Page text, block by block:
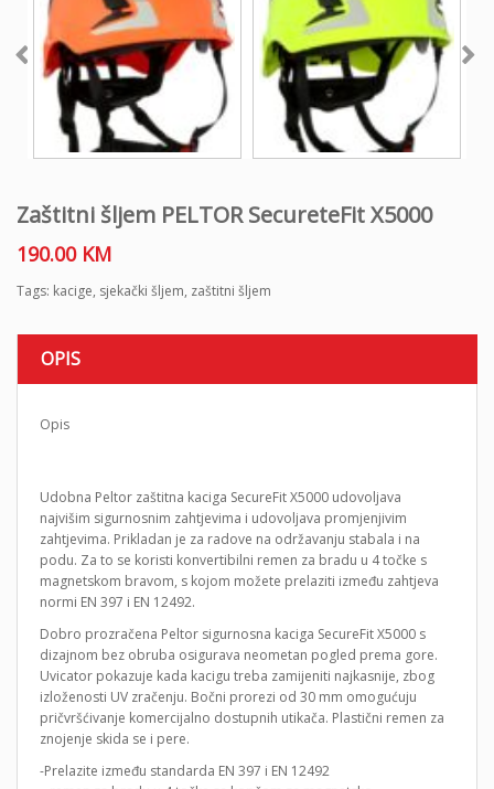
Zaštitni šljem PELTOR SecureteFit X5000
190.00 KM
Tags: kacige, sjekački šljem, zaštitni šljem
OPIS
Opis
Udobna Peltor zaštitna kaciga SecureFit X5000 udovoljava
najvišim sigurnosnim zahtjevima i udovoljava promjenjivim
zahtjevima. Prikladan je za radove na održavanju stabala i na
podu. Za to se koristi konvertibilni remen za bradu u 4 točke s
magnetskom bravom, s kojom možete prelaziti između zahtjeva
normi EN 397 i EN 12492.
Dobro prozračena Peltor sigurnosna kaciga SecureFit X5000 s
dizajnom bez obruba osigurava neometan pogled prema gore.
Uvicator pokazuje kada kacigu treba zamijeniti najkasnije, zbog
izloženosti UV zračenju. Bočni prorezi od 30 mm omogućuju
pričvršćivanje komercijalno dostupnih utikača. Plastični remen za
znojenje skida se i pere.
-Prelazite između standarda EN 397 i EN 12492